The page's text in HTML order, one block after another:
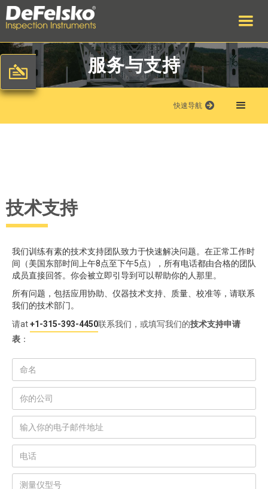
服务与支持
快速导航
技术支持
我们训练有素的技术支持团队致力于快速解决问题。在正常工作时
间（美国东部时间上午8点至下午5点），所有电话都由合格的团队
成员直接回答。你会被立即引导到可以帮助你的人那里。
所有问题，包括应用协助、仪器技术支持、质量、校准等，请联系
我们的技术部门。
请at+1-315-393-4450联系我们，或填写我们的技术支持申请
表 ：